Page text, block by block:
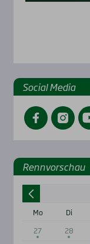
Social Media
Facebook
Renn­vor­schau
Mo Di
27
28